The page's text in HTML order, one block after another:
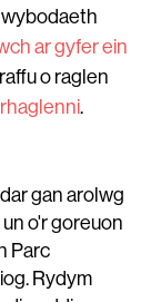
wybodaeth
ar gyfer ein
o raglen
.
gan arolwg
o'r goreuon
Parc
Rydym